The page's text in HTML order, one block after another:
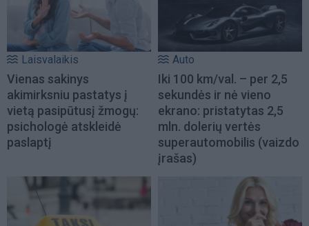
Laisvalaikis
Vienas sakinys
akimirksniu pastatys į
vietą pasipūtusį žmogų:
psichologė atskleidė
paslaptį
Auto
Iki 100 km/val. – per 2,5
sekundės ir nė vieno
ekrano: pristatytas 2,5
mln. dolerių vertės
superautomobilis (vaizdo
įrašas)